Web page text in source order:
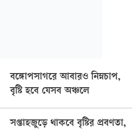
বঙ্গোপসাগরে আবারও নিম্নচাপ,
বৃষ্টি হবে যেসব অঞ্চলে
সপ্তাহজুড়ে থাকবে বৃষ্টির প্রবণতা,